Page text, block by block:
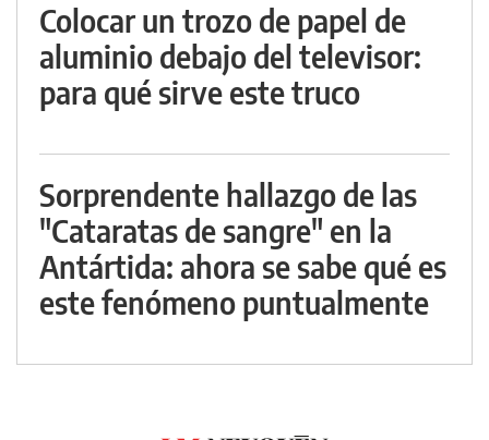
Colocar un trozo de papel de
aluminio debajo del televisor:
para qué sirve este truco
Sorprendente hallazgo de las
"Cataratas de sangre" en la
Antártida: ahora se sabe qué es
este fenómeno puntualmente